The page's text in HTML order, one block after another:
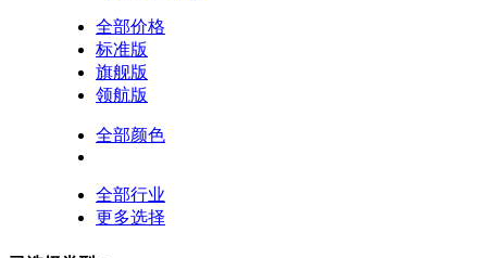
全部价格
标准版
旗舰版
领航版
全部颜色
全部行业
更多选择